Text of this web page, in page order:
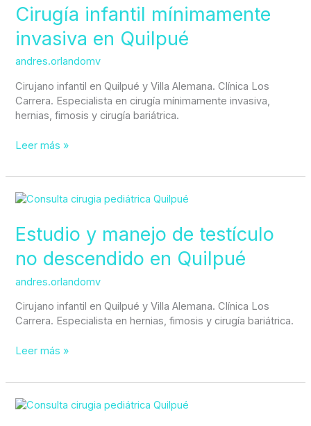
Cirugía infantil mínimamente
invasiva en Quilpué
andres.orlandomv
Cirujano infantil en Quilpué y Villa Alemana. Clínica Los
Carrera. Especialista en cirugía mínimamente invasiva,
hernias, fimosis y cirugía bariátrica.
mínimamente
invasiva
en
Leer más »
Estudio y manejo de testículo
no descendido en Quilpué
andres.orlandomv
Cirujano infantil en Quilpué y Villa Alemana. Clínica Los
Carrera. Especialista en hernias, fimosis y cirugía bariátrica.
Estudio
manejo
de
testículo
descendido
en
Quilpué
Leer más »
Tratamiento